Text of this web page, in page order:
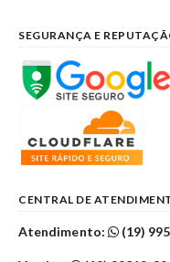
SEGURANÇA E
CENTRAL DE
Atendimento: (19)